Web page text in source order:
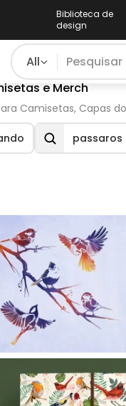
Biblioteca de
design
All
e Merch
Camisetas, Capas
passaros